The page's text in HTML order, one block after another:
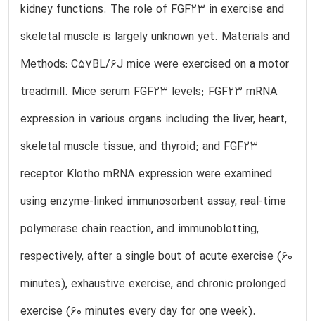
kidney functions. The role of FGF23 in exercise and
skeletal muscle is largely unknown yet. Materials and
Methods: C57BL/6J mice were exercised on a motor
treadmill. Mice serum FGF23 levels; FGF23 mRNA
expression in various organs including the liver, heart,
skeletal muscle tissue, and thyroid; and FGF23
receptor Klotho mRNA expression were examined
using enzyme-linked immunosorbent assay, real-time
polymerase chain reaction, and immunoblotting,
respectively, after a single bout of acute exercise (60
minutes), exhaustive exercise, and chronic prolonged
exercise (60 minutes every day for one week).